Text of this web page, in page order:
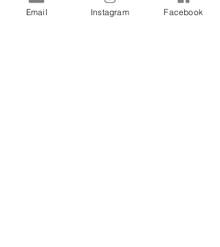
Email Instagram Facebook